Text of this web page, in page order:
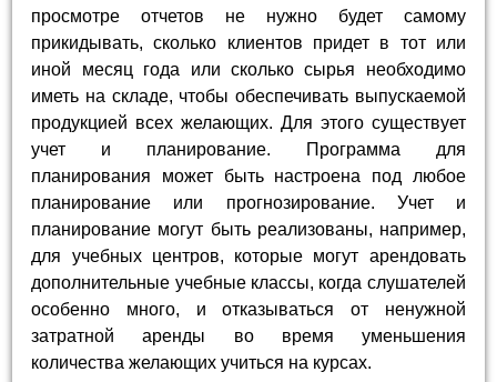
просмотре отчетов не нужно будет самому
прикидывать, сколько клиентов придет в тот или
иной месяц года или сколько сырья необходимо
иметь на складе, чтобы обеспечивать выпускаемой
продукцией всех желающих. Для этого существует
учет и планирование. Программа для
планирования может быть настроена под любое
планирование или прогнозирование. Учет и
планирование могут быть реализованы, например,
для учебных центров, которые могут арендовать
дополнительные учебные классы, когда слушателей
особенно много, и отказываться от ненужной
затратной аренды во время уменьшения
количества желающих учиться на курсах.